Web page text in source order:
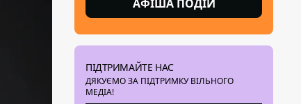
АФІША ПОДІЙ
ПІДТРИМАЙТЕ НАС
ДЯКУЄМО ЗА ПІДТРИМКУ ВІЛЬНОГО
МЕДІА!